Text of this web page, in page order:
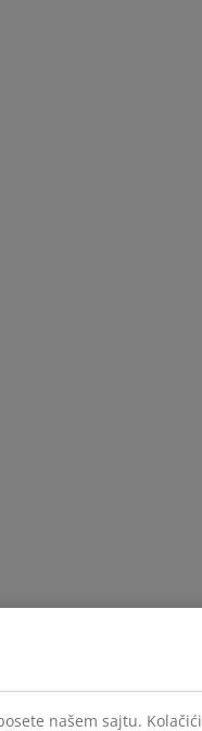
našem sajtu. Kolačići